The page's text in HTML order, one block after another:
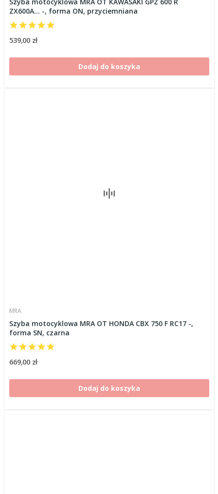
ZX600A... -, forma ON, przyciemniana
539,00 zł
Dodaj do koszyka
MRA
Szyba motocyklowa MRA OT HONDA CBX 750 F RC17 -,
forma SN, czarna
669,00 zł
Dodaj do koszyka